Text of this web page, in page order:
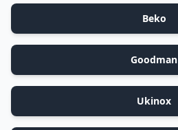
Beko
Goodman
Ukinox